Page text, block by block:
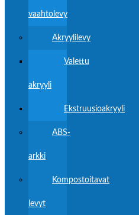
vaahtolevy
Akryylilevy
Valettu
akryyli
Ekstruusioakryyli
ABS-
arkki
Kompostoitavat
levyt